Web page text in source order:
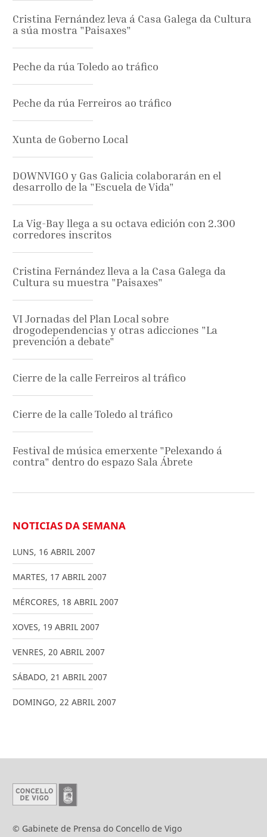
Cristina Fernández leva á Casa Galega da Cultura
a súa mostra "Paisaxes"
Peche da rúa Toledo ao tráfico
Peche da rúa Ferreiros ao tráfico
Xunta de Goberno Local
DOWNVIGO y Gas Galicia colaborarán en el
desarrollo de la "Escuela de Vida"
La Vig-Bay llega a su octava edición con 2.300
corredores inscritos
Cristina Fernández lleva a la Casa Galega da
Cultura su muestra "Paisaxes"
VI Jornadas del Plan Local sobre
drogodependencias y otras adicciones "La
prevención a debate"
Cierre de la calle Ferreiros al tráfico
Cierre de la calle Toledo al tráfico
Festival de música emerxente "Pelexando á
contra" dentro do espazo Sala Ábrete
NOTICIAS DA SEMANA
LUNS, 16 ABRIL 2007
MARTES, 17 ABRIL 2007
MÉRCORES, 18 ABRIL 2007
XOVES, 19 ABRIL 2007
VENRES, 20 ABRIL 2007
SÁBADO, 21 ABRIL 2007
DOMINGO, 22 ABRIL 2007
© Gabinete de Prensa do Concello de Vigo